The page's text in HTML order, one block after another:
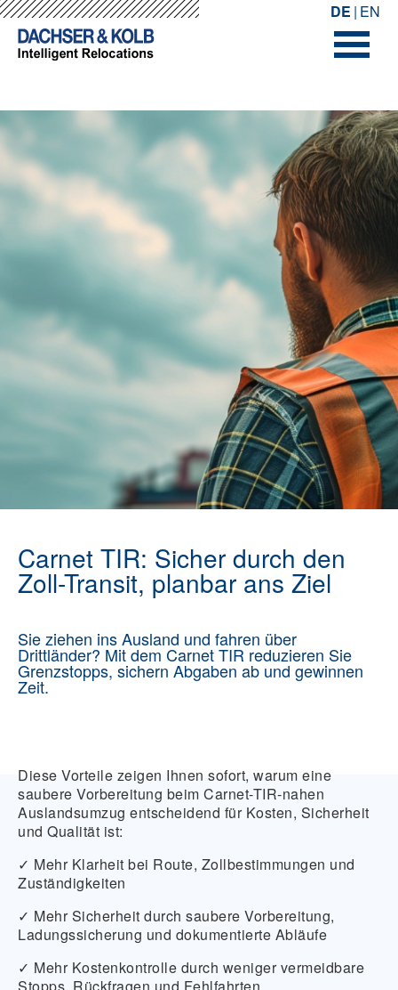
-->--> DE EN
Carnet TIR: Sicher durch den
Zoll-Transit, planbar ans Ziel
Sie ziehen ins Ausland und fahren über
Drittländer? Mit dem Carnet TIR reduzieren Sie
Grenzstopps, sichern Abgaben ab und gewinnen
Zeit.
Diese Vorteile zeigen Ihnen sofort, warum eine
saubere Vorbereitung beim Carnet-TIR-nahen
Auslandsumzug entscheidend für Kosten, Sicherheit
und Qualität ist:
✓ Mehr Klarheit bei Route, Zollbestimmungen und
Zuständigkeiten
✓ Mehr Sicherheit durch saubere Vorbereitung,
Ladungssicherung und dokumentierte Abläufe
✓ Mehr Kostenkontrolle durch weniger vermeidbare